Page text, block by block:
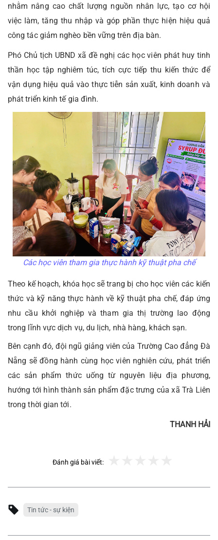
nhằm nâng cao chất lượng nguồn nhân lực, tạo cơ hội
việc làm, tăng thu nhập và góp phần thực hiện hiệu quả
công tác giảm nghèo bền vững trên địa bàn.
Phó Chủ tịch UBND xã đề nghị các học viên phát huy tinh
thần học tập nghiêm túc, tích cực tiếp thu kiến thức để
vận dụng hiệu quả vào thực tiễn sản xuất, kinh doanh và
phát triển kinh tế gia đình.
Các học viên tham gia thực hành kỹ thuật pha chế
Theo kế hoạch, khóa học sẽ trang bị cho học viên các kiến
thức và kỹ năng thực hành về kỹ thuật pha chế, đáp ứng
nhu cầu khởi nghiệp và tham gia thị trường lao động
trong lĩnh vực dịch vụ, du lịch, nhà hàng, khách sạn.
Bên cạnh đó, đội ngũ giảng viên của Trường Cao đẳng Đà
Nẵng sẽ đồng hành cùng học viên nghiên cứu, phát triển
các sản phẩm thức uống từ nguyên liệu địa phương,
hướng tới hình thành sản phẩm đặc trưng của xã Trà Liên
trong thời gian tới.
THANH HẢI
Đánh giá bài viết:
Tin tức - sự kiện